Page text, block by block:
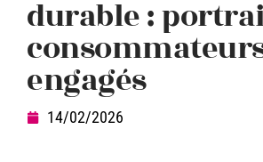
durable :
engagés
14/02/2026